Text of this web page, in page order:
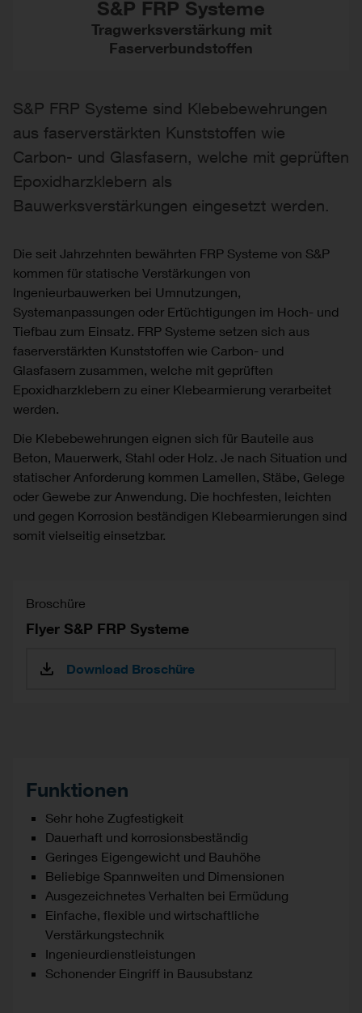
S&P FRP Systeme
Tragwerksverstärkung mit
Faserverbundstoffen
S&P FRP Systeme sind Klebebewehrungen
aus faserverstärkten Kunststoffen wie
Carbon- und Glasfasern, welche mit geprüften
Epoxidharzklebern als
Bauwerksverstärkungen eingesetzt werden.
Die seit Jahrzehnten bewährten FRP Systeme von S&P
kommen für statische Verstärkungen von
Ingenieurbauwerken bei Umnutzungen,
Systemanpassungen oder Ertüchtigungen im Hoch- und
Tiefbau zum Einsatz. FRP Systeme setzen sich aus
faserverstärkten Kunststoffen wie Carbon- und
Glasfasern zusammen, welche mit geprüften
Epoxidharzklebern zu einer Klebearmierung verarbeitet
werden.
Die Klebebewehrungen eignen sich für Bauteile aus
Beton, Mauerwerk, Stahl oder Holz. Je nach Situation und
statischer Anforderung kommen Lamellen, Stäbe, Gelege
oder Gewebe zur Anwendung. Die hochfesten, leichten
und gegen Korrosion beständigen Klebearmierungen sind
somit vielseitig einsetzbar.
Broschüre
Flyer S&P FRP Systeme
Download Broschüre
Funktionen
Sehr hohe Zugfestigkeit
Dauerhaft und korrosionsbeständig
Geringes Eigengewicht und Bauhöhe
Beliebige Spannweiten und Dimensionen
Ausgezeichnetes Verhalten bei Ermüdung
Einfache, flexible und wirtschaftliche
Verstärkungstechnik
Ingenieurdienstleistungen
Schonender Eingriff in Bausubstanz